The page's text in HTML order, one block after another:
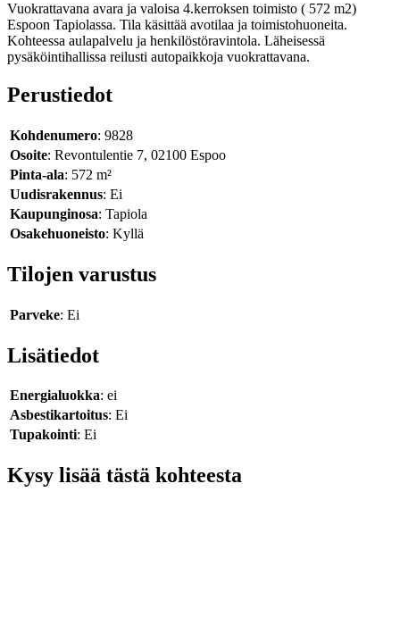
Vuokrattavana avara ja valoisa 4.kerroksen toimisto ( 572 m2)
Espoon Tapiolassa. Tila käsittää avotilaa ja toimistohuoneita.
Kohteessa aulapalvelu ja henkilöstöravintola. Läheisessä
pysäköintihallissa reilusti autopaikkoja vuokrattavana.
Perustiedot
Kohdenumero: 9828
Osoite: Revontulentie 7, 02100 Espoo
Pinta-ala: 572 m²
Uudisrakennus: Ei
Kaupunginosa: Tapiola
Osakehuoneisto: Kyllä
Tilojen varustus
Parveke: Ei
Lisätiedot
Energialuokka: ei
Asbestikartoitus: Ei
Tupakointi: Ei
Kysy lisää tästä kohteesta